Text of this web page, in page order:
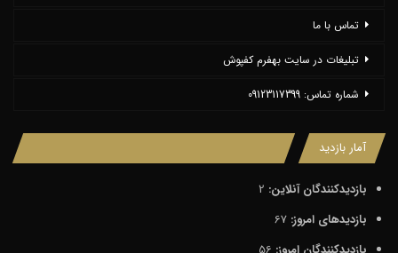
تماس با ما
تبلیغات در سایت بهفرم کفپوش
شماره تماس: 09123117399
آمار بازدید
بازدیدکنندگان آنلاین: 2
بازدیدهای امروز: 67